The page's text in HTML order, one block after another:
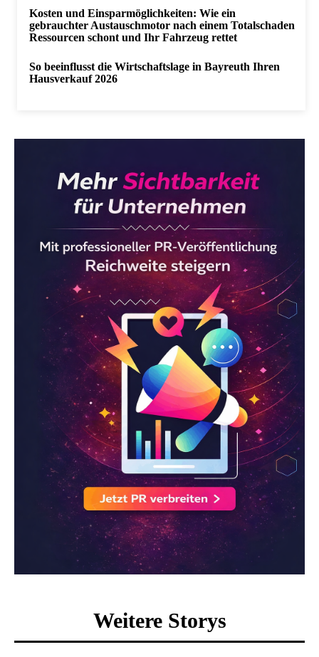
Kosten und Einsparmöglichkeiten: Wie ein
gebrauchter Austauschmotor nach einem Totalschaden
Ressourcen schont und Ihr Fahrzeug rettet
So beeinflusst die Wirtschaftslage in Bayreuth Ihren
Hausverkauf 2026
Weitere Storys